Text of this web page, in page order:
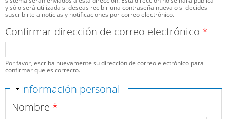
y sólo será utilizada si deseas recibir una contraseña nueva o si decides
suscribirte a noticias y notificaciones por correo electrónico.
Confirmar dirección de correo electrónico *
Por favor, escriba nuevamente su dirección de correo electrónico para
confirmar que es correcto.
Ocultar
Información personal
Nombre *